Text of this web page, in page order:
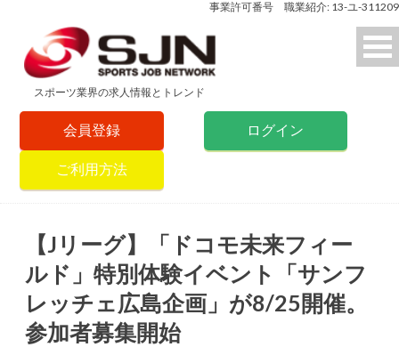
事業許可番号 職業紹介: 13-ユ-311209
スポーツ業界の求人情報とトレンド
会員登録 ログイン
ご利用方法
【Jリーグ】「ドコモ未来フィー
ルド」特別体験イベント「サンフ
レッチェ広島企画」が8/25開催。
参加者募集開始